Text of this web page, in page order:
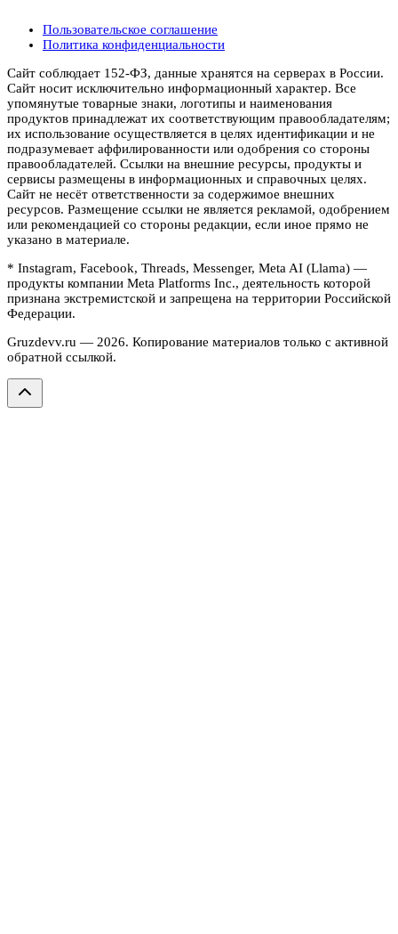
Пользовательское соглашение
Политика конфиденциальности
Сайт соблюдает 152-ФЗ, данные хранятся на серверах в России.
Сайт носит исключительно информационный характер. Все
упомянутые товарные знаки, логотипы и наименования
продуктов принадлежат их соответствующим правообладателям;
их использование осуществляется в целях идентификации и не
подразумевает аффилированности или одобрения со стороны
правообладателей. Ссылки на внешние ресурсы, продукты и
сервисы размещены в информационных и справочных целях.
Сайт не несёт ответственности за содержимое внешних
ресурсов. Размещение ссылки не является рекламой, одобрением
или рекомендацией со стороны редакции, если иное прямо не
указано в материале.
* Instagram, Facebook, Threads, Messenger, Meta AI (Llama) —
продукты компании Meta Platforms Inc., деятельность которой
признана экстремистской и запрещена на территории Российской
Федерации.
Gruzdevv.ru — 2026. Копирование материалов только с активной
обратной ссылкой.